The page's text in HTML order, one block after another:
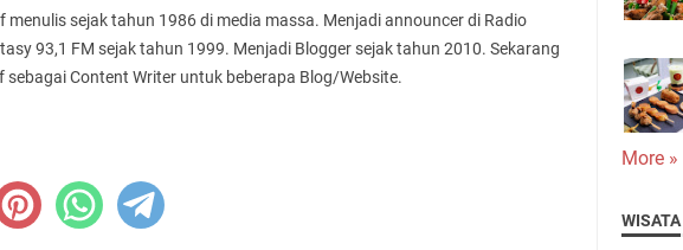
menulis sejak tahun 1986 di media massa. Menjadi announcer di Radio
93,1 FM sejak tahun 1999. Menjadi Blogger sejak tahun 2010. Sekarang
sebagai Content Writer untuk beberapa Blog/Website.
More »
WISATA